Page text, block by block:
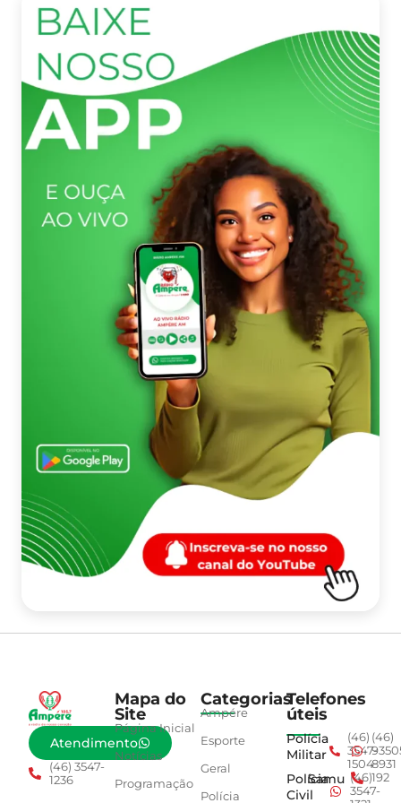
Atendimento
(46) 3547-
1236
Mapa do
Site
Página Inicial
Notícias
Programação
Categorias
Ampére
Esporte
Geral
Polícia
Telefones
úteis
Polícia
Militar
(46)
3547-
1504
(46)
8931
Polícia
Civil
Samu (46)
3547-
192